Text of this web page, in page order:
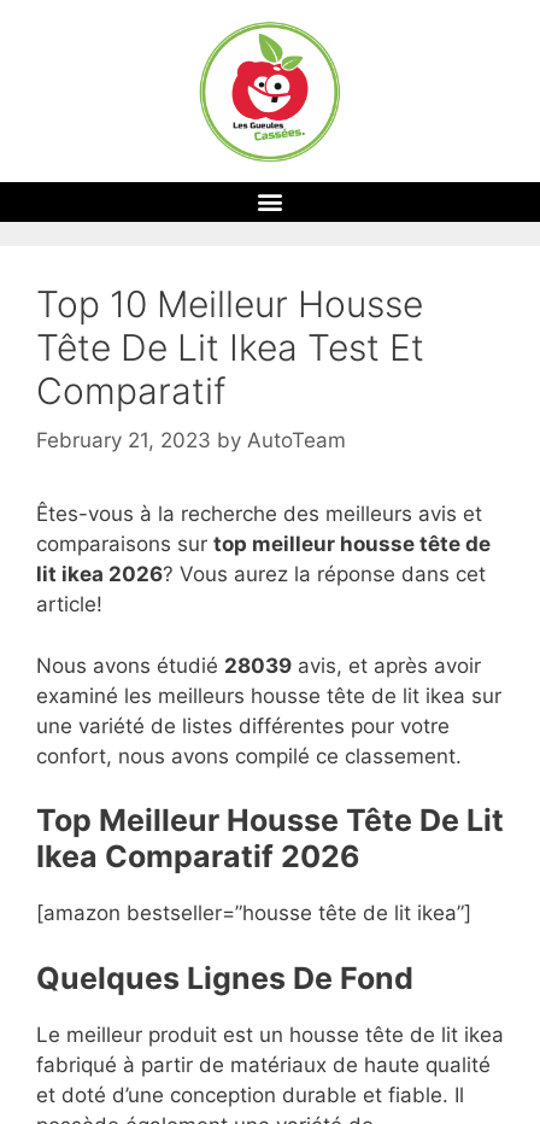
Top 10 Meilleur Housse
Tête De Lit Ikea Test Et
Comparatif
February 21, 2023 by AutoTeam
Êtes-vous à la recherche des meilleurs avis et
comparaisons sur top meilleur housse tête de
lit ikea 2026? Vous aurez la réponse dans cet
article!
Nous avons étudié 28039 avis, et après avoir
examiné les meilleurs housse tête de lit ikea sur
une variété de listes différentes pour votre
confort, nous avons compilé ce classement.
Top Meilleur Housse Tête De Lit
Ikea Comparatif 2026
[amazon bestseller=”housse tête de lit ikea”]
Quelques Lignes De Fond
Le meilleur produit est un housse tête de lit ikea
fabriqué à partir de matériaux de haute qualité
et doté d’une conception durable et fiable. Il